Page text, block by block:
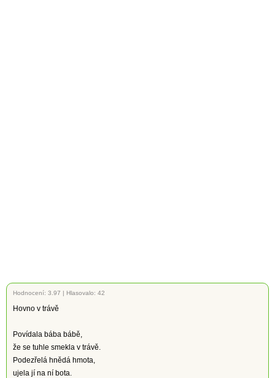
Hodnocení: 3.97 | Hlasovalo: 42
Hovno v trávě
Povídala bába bábě,
že se tuhle smekla v trávě.
Podezřelá hnědá hmota,
ujela jí na ní bota.